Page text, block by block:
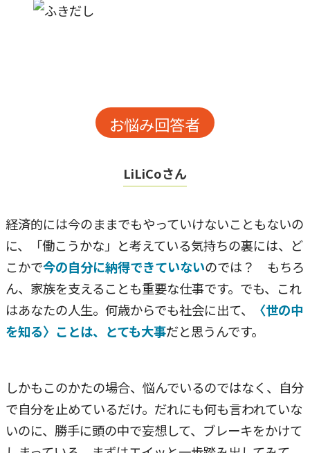
お悩み回答者
LiLiCoさん
経済的には今のままでもやっていけないこともないの
に、「働こうかな」と考えている気持ちの裏には、ど
こかで今の自分に納得できていないのでは？ もちろ
ん、家族を支えることも重要な仕事です。でも、これ
はあなたの人生。何歳からでも社会に出て、
〈世の中
を知る〉ことは、とても大事だと思うんです。
しかもこのかたの場合、悩んでいるのではなく、自分
で自分を止めているだけ。だれにも何も言われていな
いのに、勝手に頭の中で妄想して、ブレーキをかけて